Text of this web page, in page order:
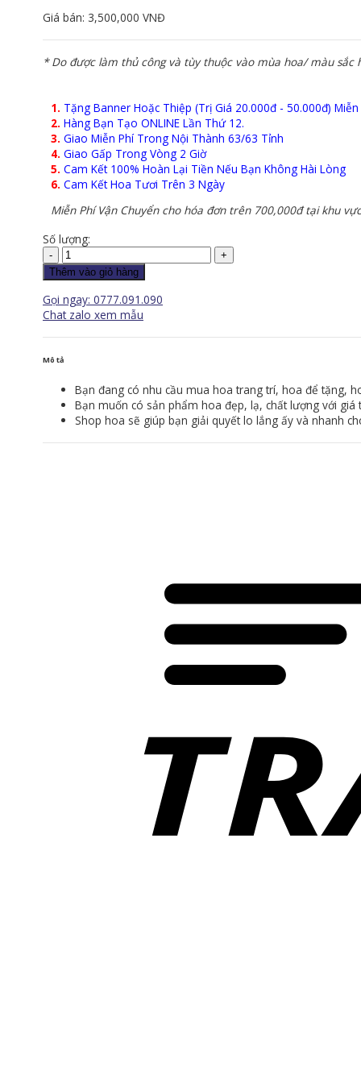
Giá bán: 3,500,000 VNĐ
* Do được làm thủ công và tùy thuộc vào mùa hoa/ màu
1. Tặng Banner Hoặc Thiệp (Trị Giá 20.000đ - 50.000đ) Miễn
2. Hàng Bạn Tạo ONLINE Lần Thứ 12.
3. Giao Miễn Phí Trong Nội Thành 63/63 Tỉnh
4. Giao Gấp Trong Vòng 2 Giờ
5. Cam Kết 100% Hoàn Lại Tiền Nếu Bạn Không Hài Lòng
6. Cam Kết Hoa Tươi Trên 3 Ngày
Miễn Phí Vận Chuyển cho hóa đơn trên 700,000đ tại khu
Số lượng:
Lan
Hồ
Điệp
-
LHD041
Thêm vào giỏ hàng
Gọi ngay: 0777.091.090
Chat zalo xem mẫu
Mô tả
Bạn đang có nhu cầu mua hoa trang trí, hoa để tặng,
Bạn muốn có sản phẩm hoa đẹp, lạ, chất lượng với
Shop hoa sẽ giúp bạn giải quyết lo lắng ấy và nhanh